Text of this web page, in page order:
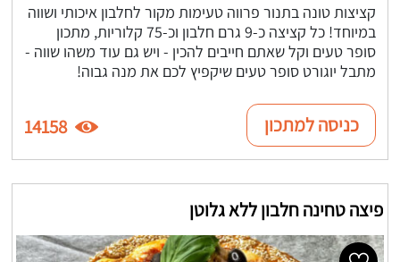
קציצות טונה בתנור פרווה טעימות מקור לחלבון איכותי ושווה
במיוחד! כל קציצה כ-9 גרם חלבון וכ-75 קלוריות, מתכון
סופר טעים וקל שאתם חייבים להכין - ויש גם עוד משהו שווה -
מתבל יוגורט סופר טעים שיקפיץ לכם את מנה גבוה!
כניסה למתכון 14158
פיצה טחינה חלבון ללא גלוטן